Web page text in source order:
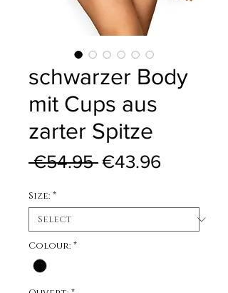
schwarzer Body
mit Cups aus
zarter Spitze
€54.95 Regular Price
€43.96
Size: *
Colour: *